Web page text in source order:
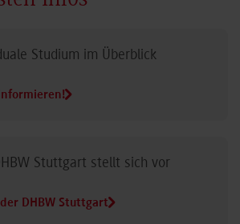
Studium im Überblick
Stuttgart stellt sich vor
DHBW Stuttgart